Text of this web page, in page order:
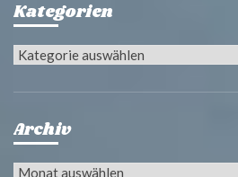
Kategorien
Kategorien
Archiv
Archiv